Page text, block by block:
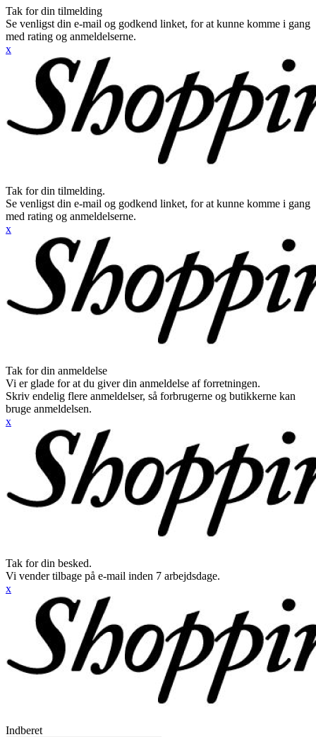
Tak for din tilmelding
Se venligst din e-mail og godkend linket, for at kunne komme i gang
med rating og anmeldelserne.
x
Tak for din tilmelding.
Se venligst din e-mail og godkend linket, for at kunne komme i gang
med rating og anmeldelserne.
x
Tak for din anmeldelse
Vi er glade for at du giver din anmeldelse af forretningen.
Skriv endelig flere anmeldelser, så forbrugerne og butikkerne kan
bruge anmeldelsen.
x
Tak for din besked.
Vi vender tilbage på e-mail inden 7 arbejdsdage.
x
Indberet